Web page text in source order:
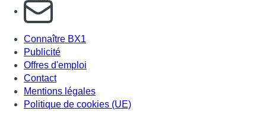
S'abonner à notre newsletter
Connaître BX1
Publicité
Offres d'emploi
Contact
Mentions légales
Politique de cookies (UE)